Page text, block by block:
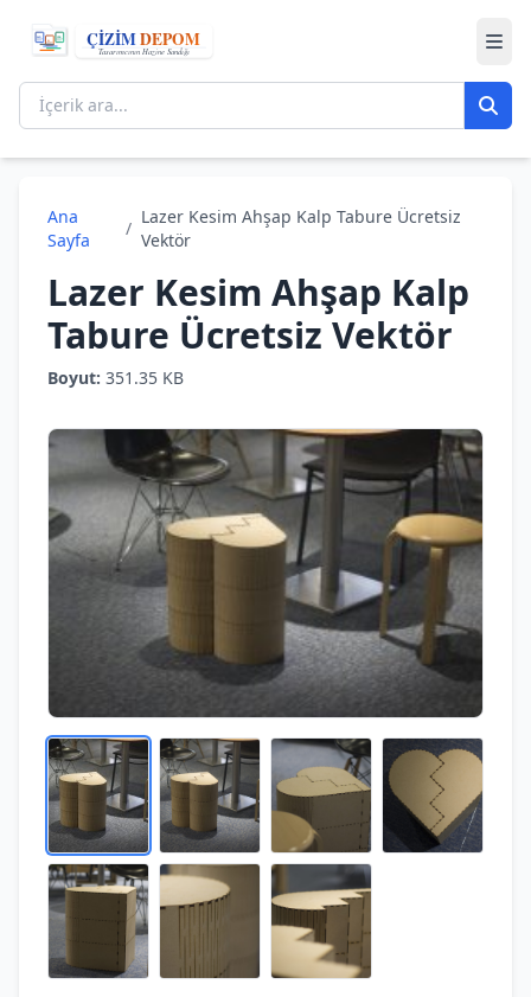
Ana
Sayfa
/
Lazer Kesim Ahşap Kalp Tabure Ücretsiz
Vektör
Lazer Kesim Ahşap Kalp
Tabure Ücretsiz Vektör
Boyut: 351.35 KB